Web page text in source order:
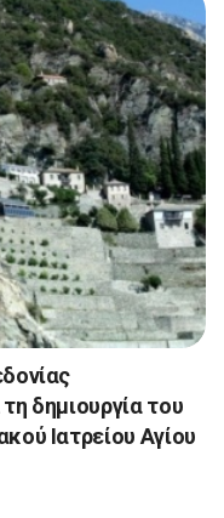
δημιουργία του
Ιατρείου Αγίου